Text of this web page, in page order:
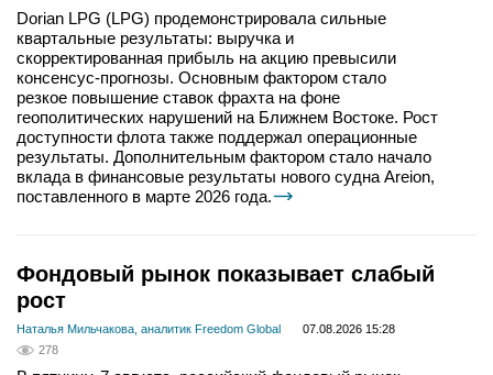
Dorian LPG (LPG) продемонстрировала сильные
квартальные результаты: выручка и
скорректированная прибыль на акцию превысили
консенсус-прогнозы. Основным фактором стало
резкое повышение ставок фрахта на фоне
геополитических нарушений на Ближнем Востоке. Рост
доступности флота также поддержал операционные
результаты. Дополнительным фактором стало начало
вклада в финансовые результаты нового судна Areion,
поставленного в марте 2026 года.
Фондовый рынок показывает слабый
рост
Наталья Мильчакова, аналитик Freedom Global
07.08.2026 15:28
278